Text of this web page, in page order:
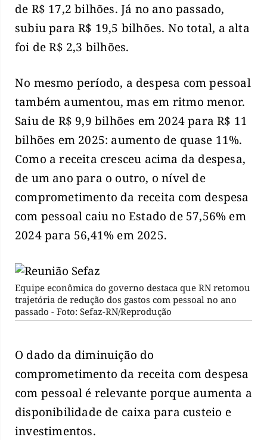
de R$ 17,2 bilhões. Já no ano passado,
subiu para R$ 19,5 bilhões. No total, a alta
foi de R$ 2,3 bilhões.
No mesmo período, a despesa com pessoal
também aumentou, mas em ritmo menor.
Saiu de R$ 9,9 bilhões em 2024 para R$ 11
bilhões em 2025: aumento de quase 11%.
Como a receita cresceu acima da despesa,
de um ano para o outro, o nível de
comprometimento da receita com despesa
com pessoal caiu no Estado de 57,56% em
2024 para 56,41% em 2025.
Equipe econômica do governo destaca que RN retomou
trajetória de redução dos gastos com pessoal no ano
passado - Foto: Sefaz-RN/Reprodução
O dado da diminuição do
comprometimento da receita com despesa
com pessoal é relevante porque aumenta a
disponibilidade de caixa para custeio e
investimentos.